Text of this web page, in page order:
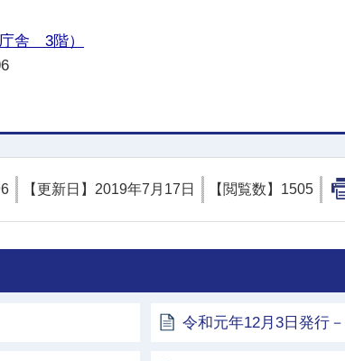
舎 3階）
【更新日】 2019年7月17日 【閲覧数】 1505
令和元年12月3日発行